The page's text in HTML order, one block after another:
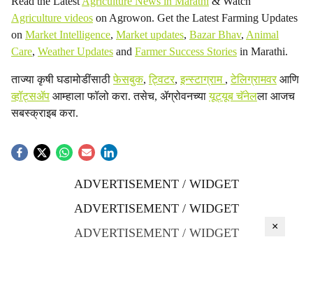
Agriculture videos on Agrowon. Get the Latest Farming Updates
on Market Intelligence, Market updates, Bazar Bhav, Animal
Care, Weather Updates and Farmer Success Stories in Marathi.
ताज्या कृषी घडामोडींसाठीफेसबुक,ट्विटर,इन्स्टाग्राम ,टेलिग्रामवरआणि
व्हॉट्सॲप आम्हाला फॉलो करा. तसेच, ॲग्रोवनच्यायूट्यूब चॅनेलला आजच
सबस्क्राइब करा.
ADVERTISEMENT / WIDGET
ADVERTISEMENT / WIDGET
ADVERTISEMENT / WIDGET
×